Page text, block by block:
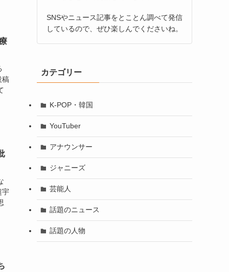
稿
宇
SNSやニュース記事をとことん調べて発信
しているので、ぜひ楽しんでくださいね。
カテゴリー
K-POP・韓国
YouTuber
アナウンサー
ジャニーズ
芸能人
話題のニュース
話題の人物